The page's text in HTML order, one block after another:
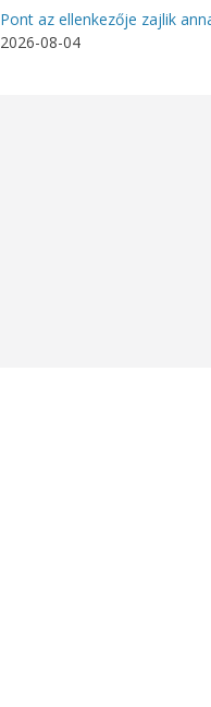
Pont az ellenkezője zajlik
2026-08-04